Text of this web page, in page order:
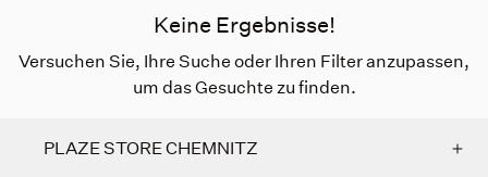
Keine Ergebnisse!
Versuchen Sie, Ihre Suche oder Ihren Filter anzupassen,
um das Gesuchte zu finden.
PLAZE STORE CHEMNITZ